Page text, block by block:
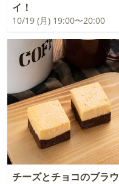
イ！
10/19 (月) 19:00〜20:00
チーズとチョコのブラウ